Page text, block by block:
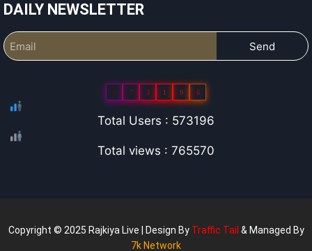
DAILY NEWSLETTER
Send
5 7 3 1 9 6
Total Users : 573196
Total views : 765570
Copyright © 2025 Rajkiya Live | Design By Traffic Tail & Managed By
7k Network